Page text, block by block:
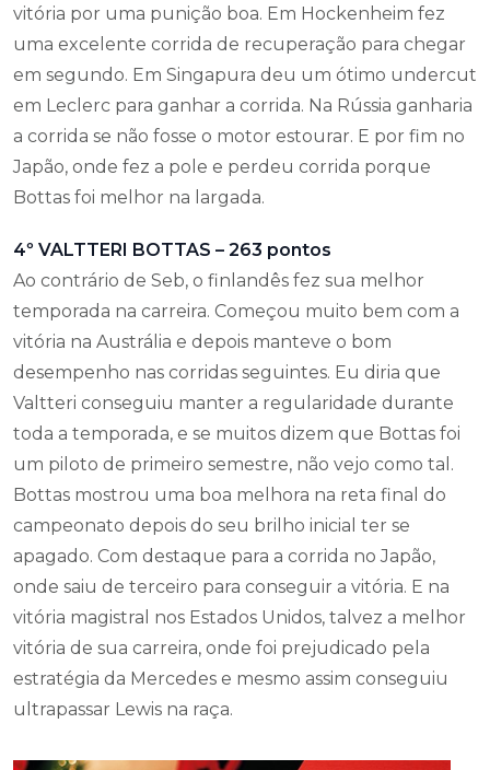
vitória por uma punição boa. Em Hockenheim fez
uma excelente corrida de recuperação para chegar
em segundo. Em Singapura deu um ótimo undercut
em Leclerc para ganhar a corrida. Na Rússia ganharia
a corrida se não fosse o motor estourar. E por fim no
Japão, onde fez a pole e perdeu corrida porque
Bottas foi melhor na largada.
4º VALTTERI BOTTAS – 263 pontos
Ao contrário de Seb, o finlandês fez sua melhor
temporada na carreira. Começou muito bem com a
vitória na Austrália e depois manteve o bom
desempenho nas corridas seguintes. Eu diria que
Valtteri conseguiu manter a regularidade durante
toda a temporada, e se muitos dizem que Bottas foi
um piloto de primeiro semestre, não vejo como tal.
Bottas mostrou uma boa melhora na reta final do
campeonato depois do seu brilho inicial ter se
apagado. Com destaque para a corrida no Japão,
onde saiu de terceiro para conseguir a vitória. E na
vitória magistral nos Estados Unidos, talvez a melhor
vitória de sua carreira, onde foi prejudicado pela
estratégia da Mercedes e mesmo assim conseguiu
ultrapassar Lewis na raça.